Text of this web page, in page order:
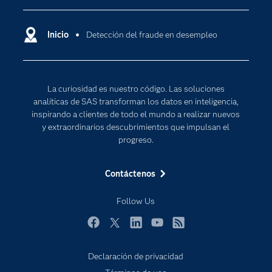
Inicio Detección del fraude en desempleo
La curiosidad es nuestro código. Las soluciones
analíticas de SAS transforman los datos en inteligencia,
inspirando a clientes de todo el mundo a realizar nuevos
y extraordinarios descubrimientos que impulsan el
progreso.
Contáctenos
Follow Us
Compañía
Comunidades
Documentación
Estudiantes
Eventos
Industrias
Oportunidades profesionales
Productos
Cloud Computing
Transformación digital
Declaración de privacidad